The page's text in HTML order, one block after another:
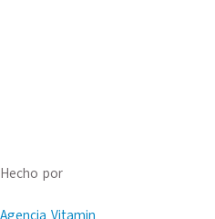
Hecho por